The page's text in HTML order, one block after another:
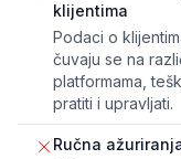
klijentima
Podaci o
čuvaju se na
platformama,
pratiti i upravljati.
Ručna